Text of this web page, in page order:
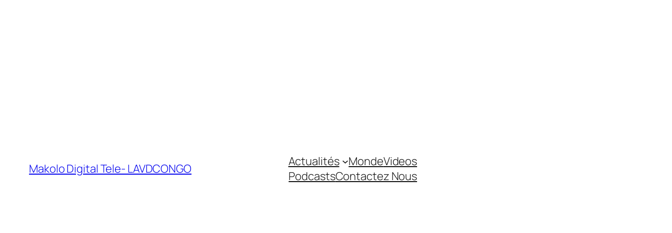
Makolo Digital Tele- LAVDCONGO Actualités MondeVideos
PodcastsContactez Nous